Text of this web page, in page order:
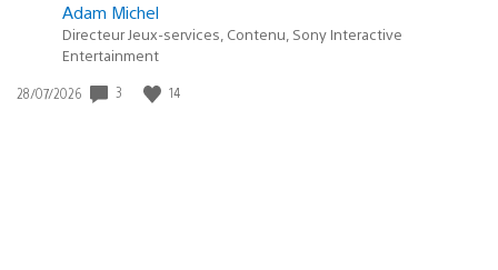
Adam Michel
Directeur Jeux-services, Contenu, Sony Interactive
Entertainment
Date
28/07/2026 3 14